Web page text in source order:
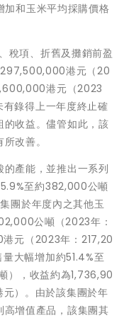
和玉米平均採購價格
稅項、折舊及攤銷前盈
港元（20
港元（2023
錄得上一年度終止確
收益。儘管如此，該
改善。
產能，並推出一系列
至約382,000公噸
團於年度內之其他玉
公噸（2023年：
元（2023年：217,20
大幅增加約51.4%至
），收益約為1,736,90
）。由於該集團於年
增值產品，該集團其